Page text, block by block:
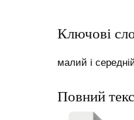
Ключові
малий і
Повний